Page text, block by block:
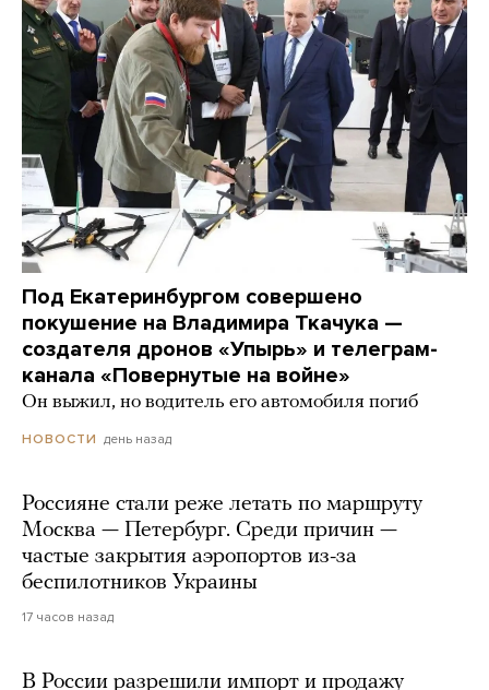
Под Екатеринбургом совершено
покушение на Владимира Ткачука —
создателя дронов «Упырь» и телеграм-
канала «Повернутые на войне»
Он выжил, но водитель его автомобиля погиб
НОВОСТИ день назад
Россияне стали реже летать по маршруту
Москва — Петербург. Среди причин —
частые закрытия аэропортов из-за
беспилотников Украины
17 часов назад
В России разрешили импорт и продажу